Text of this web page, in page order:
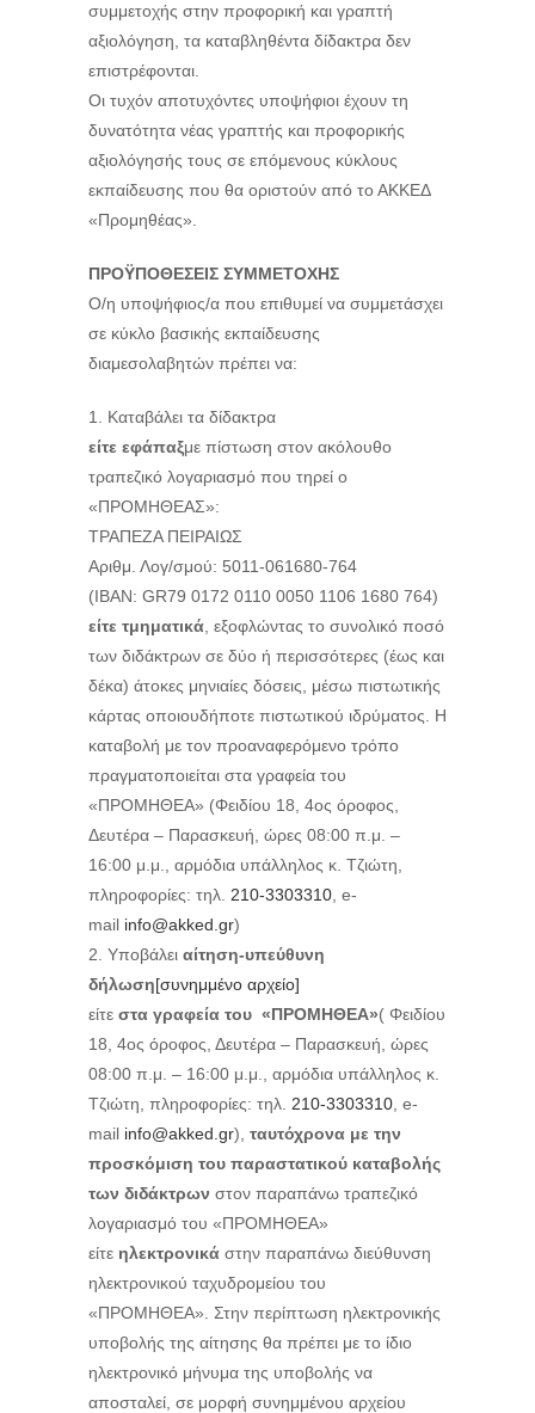
συμμετοχής στην προφορική και γραπτή
αξιολόγηση, τα καταβληθέντα δίδακτρα δεν
επιστρέφονται.
Οι τυχόν αποτυχόντες υποψήφιοι έχουν τη
δυνατότητα νέας γραπτής και προφορικής
αξιολόγησής τους σε επόμενους κύκλους
εκπαίδευσης που θα οριστούν από το ΑΚΚΕΔ
«Προμηθέας».
ΠΡΟΫΠΟΘΕΣΕΙΣ ΣΥΜΜΕΤΟΧΗΣ
Ο/η υποψήφιος/α που επιθυμεί να συμμετάσχει
σε κύκλο βασικής εκπαίδευσης
διαμεσολαβητών πρέπει να:
Καταβάλει τα δίδακτρα
είτε εφάπαξμε πίστωση στον ακόλουθο
τραπεζικό λογαριασμό που τηρεί ο
«ΠΡΟΜΗΘΕΑΣ»:
ΤΡΑΠΕΖΑ ΠΕΙΡΑΙΩΣ
Αριθμ. Λογ/σμού: 5011-061680-764
(ΙΒΑΝ: GR79 0172 0110 0050 1106 1680 764)
είτε τμηματικά , εξοφλώντας το συνολικό ποσό
των διδάκτρων σε δύο ή περισσότερες (έως και
δέκα) άτοκες μηνιαίες δόσεις, μέσω πιστωτικής
κάρτας οποιουδήποτε πιστωτικού ιδρύματος. Η
καταβολή με τον προαναφερόμενο τρόπο
πραγματοποιείται στα γραφεία του
«ΠΡΟΜΗΘΕΑ» (Φειδίου 18, 4ος όροφος,
Δευτέρα – Παρασκευή, ώρες 08:00 π.μ. –
16:00 μ.μ., αρμόδια υπάλληλος κ. Τζιώτη,
πληροφορίες: τηλ. 210-3303310 , e-
mail info@akked.gr)
Υποβάλει αίτηση-υπεύθυνη
δήλωση[συνημμένο αρχείο]
είτε στα γραφεία του «ΠΡΟΜΗΘΕΑ»( Φειδίου
18, 4ος όροφος, Δευτέρα – Παρασκευή, ώρες
08:00 π.μ. – 16:00 μ.μ., αρμόδια υπάλληλος κ.
Τζιώτη, πληροφορίες: τηλ. 210-3303310 , e-
mail info@akked.gr), ταυτόχρονα με την
προσκόμιση του παραστατικού καταβολής
των διδάκτρων στον παραπάνω τραπεζικό
λογαριασμό του «ΠΡΟΜΗΘΕΑ»
είτε ηλεκτρονικά στην παραπάνω διεύθυνση
ηλεκτρονικού ταχυδρομείου του
«ΠΡΟΜΗΘΕΑ». Στην περίπτωση ηλεκτρονικής
υποβολής της αίτησης θα πρέπει με το ίδιο
ηλεκτρονικό μήνυμα της υποβολής να
αποσταλεί, σε μορφή συνημμένου αρχείου